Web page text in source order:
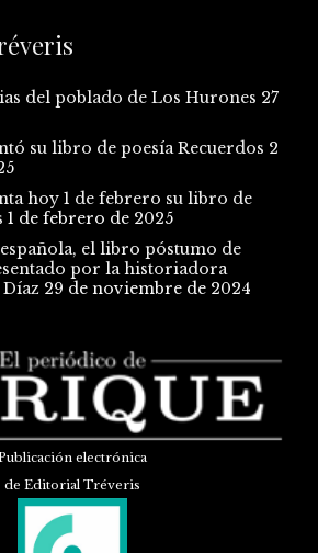
del poblado de Los Hurones 27
su libro de poesía Recuerdos 2
hoy 1 de febrero su libro de
1 de febrero de 2025
el libro póstumo de
por la historiadora
29 de noviembre de 2024
electrónica
de Editorial Tréveris